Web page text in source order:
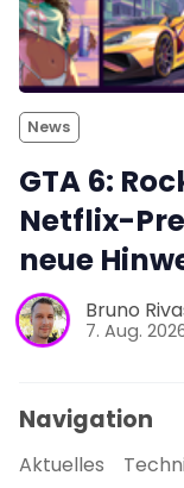
News
GTA 6:
Netflix-
neue
Bruno
7. Aug.
Navigation
Aktuelles